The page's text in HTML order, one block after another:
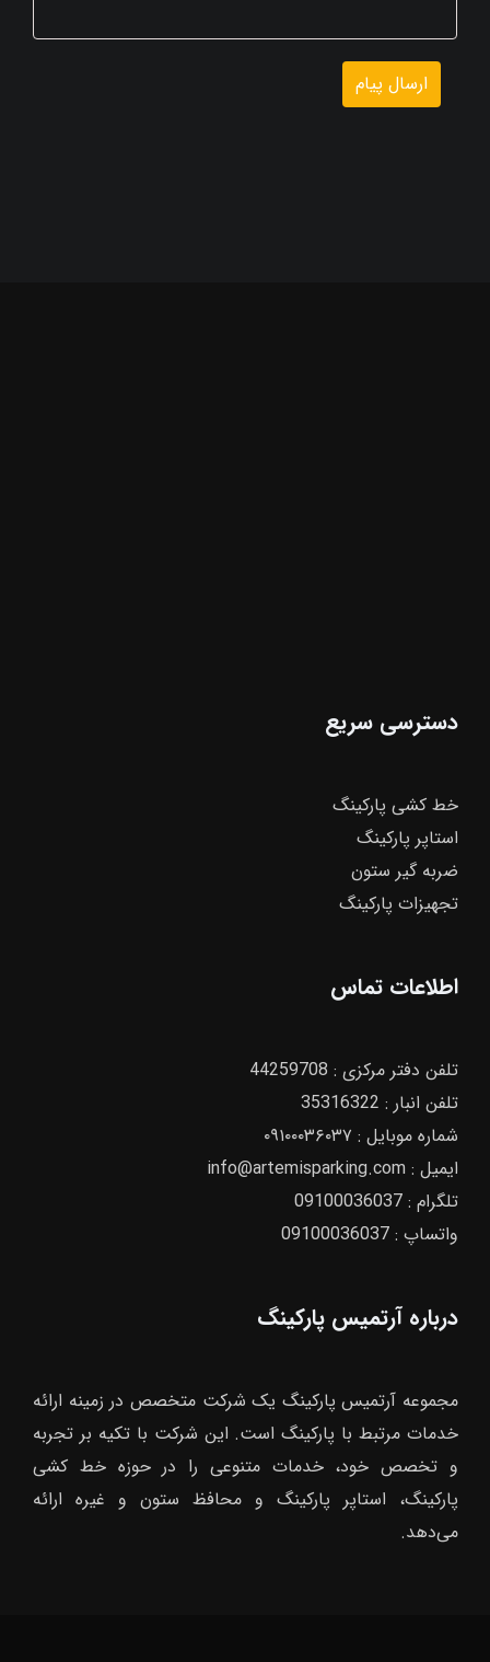
دسترسی سریع
خط کشی پارکینگ
استاپر پارکینگ
ضربه گیر ستون
تجهیزات پارکینگ
اطلاعات تماس
تلفن دفتر مرکزی :‌ 44259708
تلفن انبار :‌ 35316322
شماره موبایل : ۰۹۱۰۰۰۳۶۰۳۷
ایمیل : info@artemisparking.com
تلگرام : 09100036037
واتساپ : 09100036037
درباره آرتمیس پارکینگ
مجموعه آرتمیس پارکینگ یک شرکت متخصص در زمینه ارائه
خدمات مرتبط با پارکینگ است. این شرکت با تکیه بر تجربه
و تخصص خود، خدمات متنوعی را در حوزه خط کشی
پارکینگ، استاپر پارکینگ و محافظ ستون و غیره ارائه
می‌دهد.